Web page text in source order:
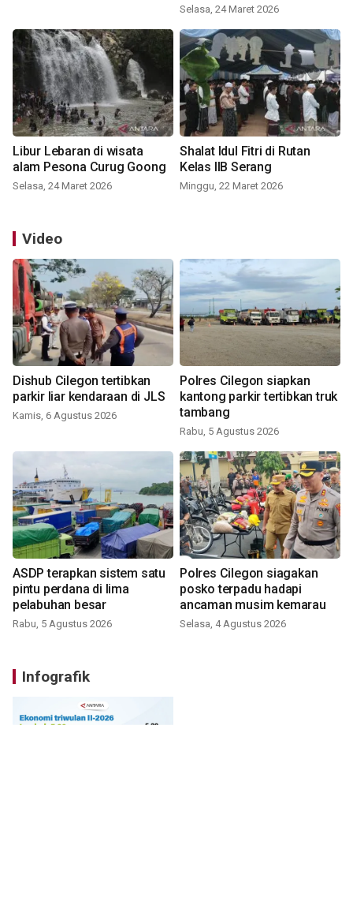
Selasa, 24 Maret 2026
Libur Lebaran di wisata
alam Pesona Curug Goong
Selasa, 24 Maret 2026
Shalat Idul Fitri di Rutan
Kelas IIB Serang
Minggu, 22 Maret 2026
Video
Dishub Cilegon tertibkan
parkir liar kendaraan di JLS
Kamis, 6 Agustus 2026
Polres Cilegon siapkan
kantong parkir tertibkan truk
tambang
Rabu, 5 Agustus 2026
ASDP terapkan sistem satu
pintu perdana di lima
pelabuhan besar
Rabu, 5 Agustus 2026
Polres Cilegon siagakan
posko terpadu hadapi
ancaman musim kemarau
Selasa, 4 Agustus 2026
Infografik